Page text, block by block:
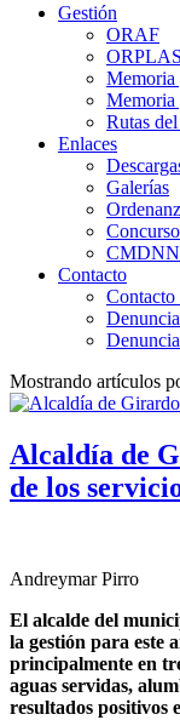
Gestión
ORAF
Memoria
Memoria
Rutas
Enlaces
Galerías
Contacto
Mostrando artículos
Alcaldía de
de los
Andreymar Pirro
El alcalde del
la gestión para este
principalmente en
aguas servidas,
resultados positivos